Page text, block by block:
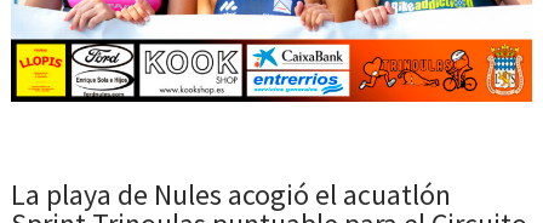
La playa de Nules acogió el acuatlón